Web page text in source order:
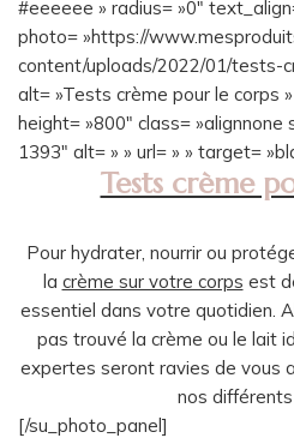
#eeeeee » radius= »0″
photo= »https://
content/uploads/2022/01/tests-
alt= »Tests crème pour le corps
height= »800″ class=
1393″ alt= » » url= » » target=
Tests crème
Pour hydrater, nourrir ou
la crème sur votre corps est
essentiel dans votre quotidien.
pas trouvé la crème ou le lait
expertes seront ravies de vous
nos différents
[/su_photo_panel]